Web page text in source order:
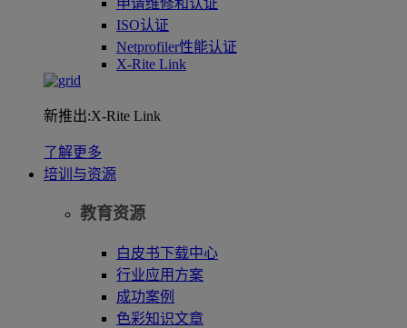
ISO认证
Netprofiler性能认证
X-Rite Link
新推出:X-Rite Link
了解更多
培训与资源
教育资源
白皮书下载中心
行业应用方案
成功案例
色彩知识文章